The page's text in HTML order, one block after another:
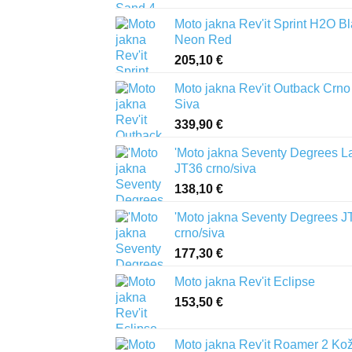
Moto jakna Rev'it Sprint H2O
Neon Red
205,10 €
Moto jakna Rev'it Outback Crno
Siva
339,90 €
'Moto jakna Seventy Degrees
JT36 crno/siva
138,10 €
'Moto jakna Seventy Degrees
crno/siva
177,30 €
Moto jakna Rev'it Eclipse
153,50 €
Moto jakna Rev'it Roamer 2